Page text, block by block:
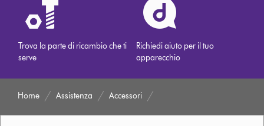
Trova la parte di ricambio che ti
serve
Richiedi aiuto per il tuo
apparecchio
Home Assistenza Accessori